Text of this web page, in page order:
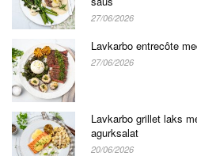
27/06/2026
Lavkarbo entrecôte
27/06/2026
Lavkarbo grillet laks
agurksalat
20/06/2026